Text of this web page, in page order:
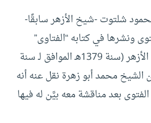
شلتوت -شيخ الأزهر سابقًا-
ونشرها في كتابه “الفتاوى”
المطبوع بمطبعة الأزهر (سنة 1379هـ الموافق لـ سنة
كان الشيخ محمد أبو زهرة نقل عنه أنه
بعد مناقشة معه بيَّن له فيها